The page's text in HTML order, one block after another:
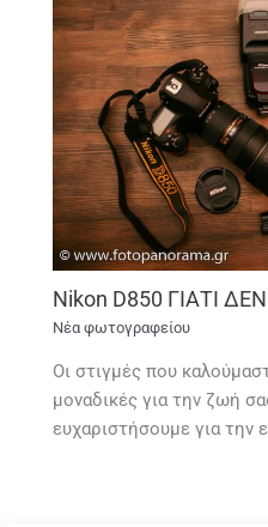
Nikon D850 ΓΙΑΤΙ
Νέα φωτογραφείου
Οι στιγμές που
μοναδικές για την ζωή
ευχαριστήσουμε για την